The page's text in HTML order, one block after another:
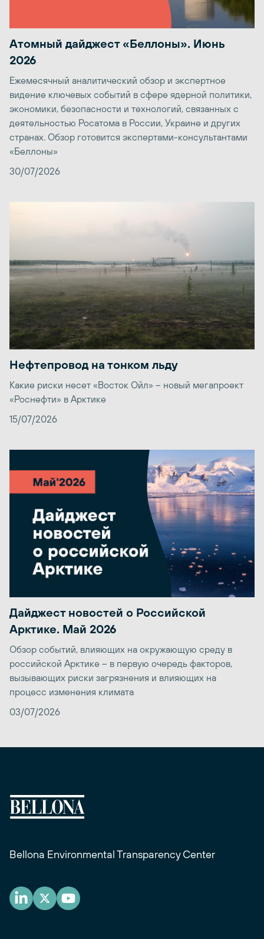
Атомный дайджест «Беллоны». Июнь
2026
Ежемесячный аналитический обзор и экспертное
видение ключевых событий в сфере ядерной политики,
экономики, безопасности и технологий, связанных с
деятельностью Росатома в России, Украине и других
странах. Обзор готовится экспертами-консультантами
«Беллоны»
30/07/2026
Нефтепровод на тонком льду
Какие риски несет «Восток Ойл» – новый мегапроект
«Роснефти» в Арктике
15/07/2026
Дайджест новостей о Российской
Арктике. Май 2026
Обзор событий, влияющих на окружающую среду в
российской Арктике – в первую очередь факторов,
вызывающих риски загрязнения и влияющих на
процесс изменения климата
03/07/2026
Bellona Environmental Transparency Center